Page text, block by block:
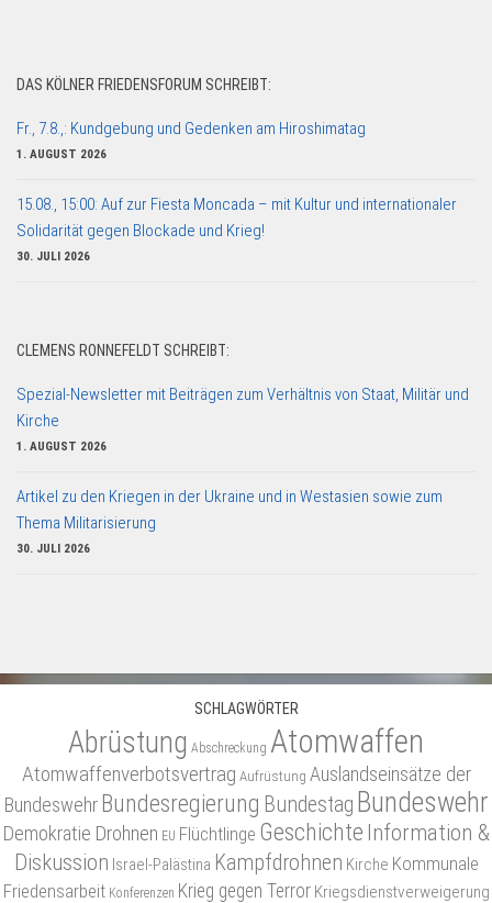
DAS KÖLNER FRIEDENSFORUM SCHREIBT:
Fr., 7.8.,: Kundgebung und Gedenken am Hiroshimatag
1. AUGUST 2026
15.08., 15:00: Auf zur Fiesta Moncada – mit Kultur und internationaler
Solidarität gegen Blockade und Krieg!
30. JULI 2026
CLEMENS RONNEFELDT SCHREIBT:
Spezial-Newsletter mit Beiträgen zum Verhältnis von Staat, Militär und
Kirche
1. AUGUST 2026
Artikel zu den Kriegen in der Ukraine und in Westasien sowie zum
Thema Militarisierung
30. JULI 2026
SCHLAGWÖRTER
Abrüstung Abschreckung Atomwaffen
Atomwaffenverbotsvertrag Aufrüstung Auslandseinsätze der
BundeswehrBundesregierung Bundestag Bundeswehr
Demokratie Drohnen EU Flüchtlinge Geschichte Information &
Diskussion Israel-Palästina Kampfdrohnen Kirche Kommunale
Friedensarbeit Konferenzen Krieg gegen Terror Kriegsdienstverweigerung